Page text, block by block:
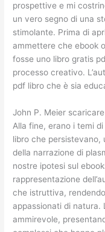
prospettive e mi
un vero segno di una
stimolante. Prima di
ammettere che ebook
fosse uno libro gratis
processo creativo.
pdf libro che è sia
John P. Meier scaricare
Alla fine, erano i temi
libro che persistevano,
della narrazione di
nostre ipotesi sul
rappresentazione
che istruttiva,
appassionati di natura.
ammirevole,